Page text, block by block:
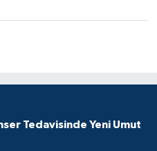
Tedavisinde Yeni Umut